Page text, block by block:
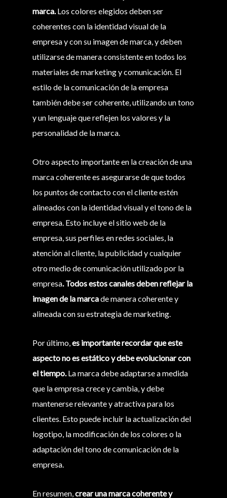
marca.Los colores elegidos deben ser
coherentes con la identidad visual de la
empresa y con su imagen de marca, y deben
utilizarse de manera consistente en todos los
materiales de marketing y comunicación. El
estilo de la comunicación de la empresa
también debe ser coherente, utilizando un tono
y un lenguaje que reflejen los valores y la
personalidad de la marca.
Otro aspecto importante en la creación de una
marca coherente es asegurarse de que todos
los puntos de contacto con el cliente estén
alineados con la identidad visual y el tono de la
empresa. Esto incluye el sitio web de la
empresa, sus perfiles en redes sociales, la
atención al cliente, la publicidad y cualquier
otro medio de comunicación utilizado por la
empresa. Todos estos canales deben reflejar la
imagen de la marcade manera coherente y
alineada con su estrategia de marketing.
Por último,es importante recordar que este
aspecto no es estático y debe evolucionar con
el tiempo.La marca debe adaptarse a medida
que la empresa crece y cambia, y debe
mantenerse relevante y atractiva para los
clientes. Esto puede incluir la actualización del
logotipo, la modificación de los colores o la
adaptación del tono de comunicación de la
empresa.
En resumen,crear una marca coherente y